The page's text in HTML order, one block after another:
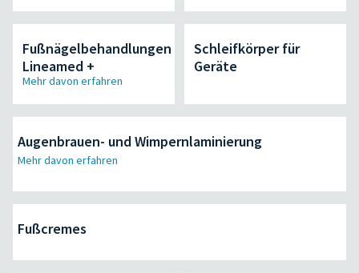
Fußnägelbehandlungen
Lineamed +
Mehr davon erfahren
Schleifkörper für
Geräte
Augenbrauen- und Wimpernlaminierung
Mehr davon erfahren
Fußcremes